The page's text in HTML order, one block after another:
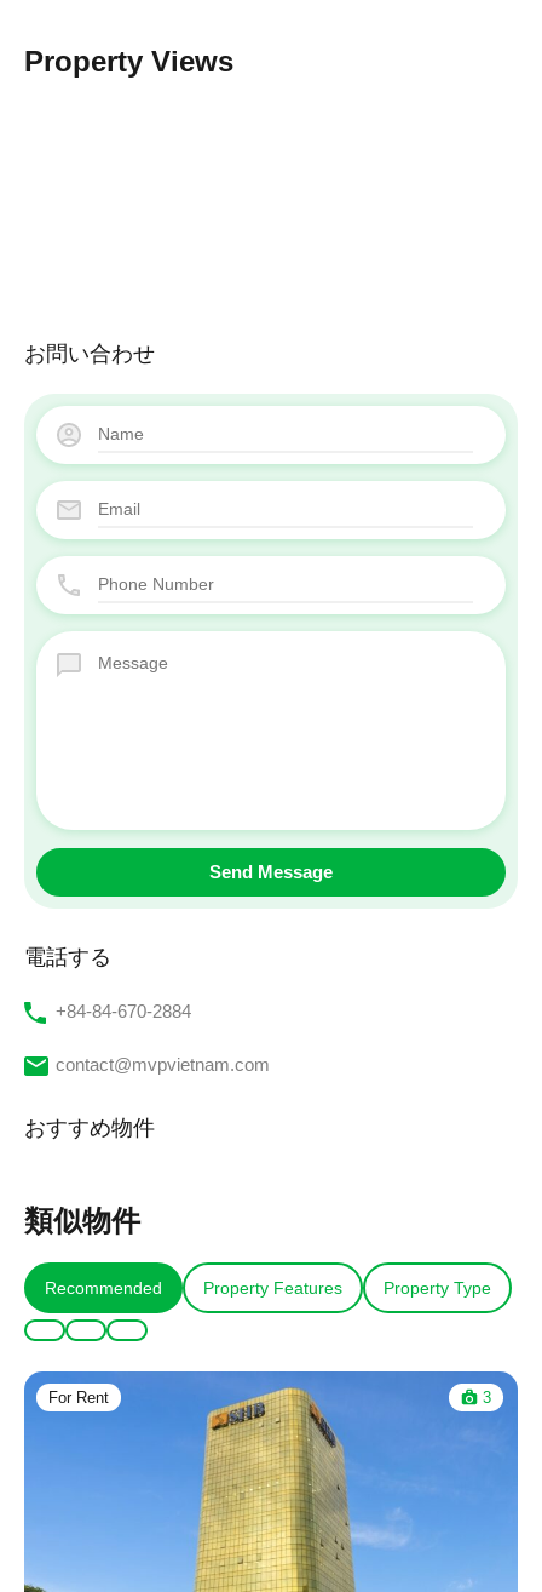
Property Views
お問い合わせ
電話する
‭+84-84-670-2884‬
contact@mvpvietnam.com
おすすめ物件
類似物件
Recommended Property Features Property Type
For Rent 3